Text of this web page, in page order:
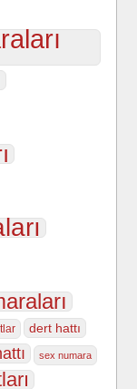
dert hattı
sex numara